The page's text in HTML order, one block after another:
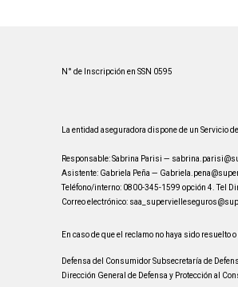
N° de Inscripción en SSN 0595
La entidad aseguradora dispone de un Servicio
Responsable: Sabrina Parisi —
Asistente: Gabriela Peña —
Teléfono/interno: 0800-345-1599 opción 4. Tel
Correo electrónico:
En caso de que el reclamo no haya sido
Defensa del Consumidor Subsecretaría de
Dirección General de Defensa y Protección al